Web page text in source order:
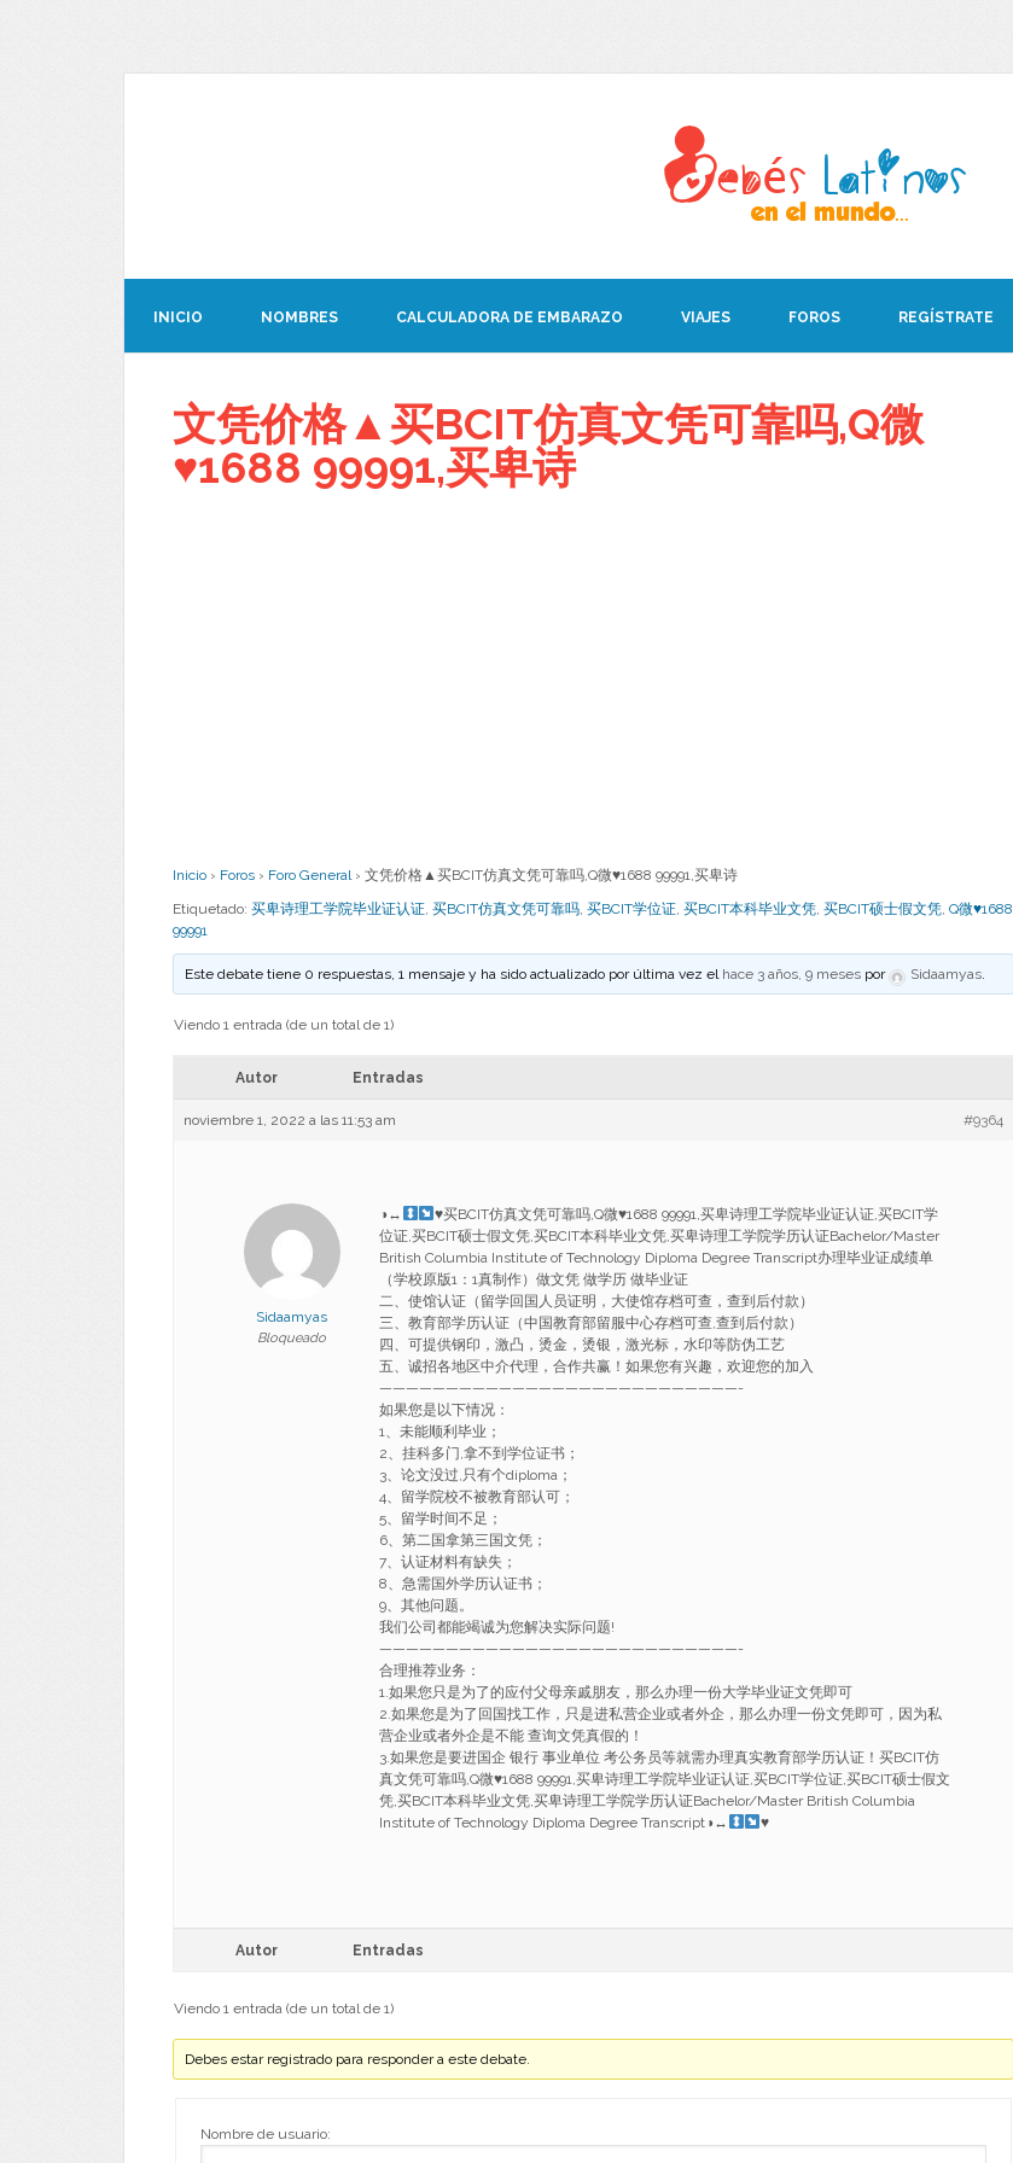
INICIO NOMBRES CALCULADORA DE EMBARAZO VIAJES FOROS REGÍSTRATE
文凭价格▲买BCIT仿真文凭可靠吗,Q微
♥1688 99991,买卑诗
Inicio › Foros › Foro General › 文凭价格▲买BCIT仿真文凭可靠吗,Q微♥1688 99991,买卑诗
Etiquetado: 买卑诗理工学院毕业证认证, 买BCIT仿真文凭可靠吗, 买BCIT学位证, 买BCIT本科毕业文凭, 买BCIT硕士假文凭, Q微♥1688
99991
Este debate tiene 0 respuestas, 1 mensaje y ha sido actualizado por última vez el hace 3 años, 9 meses por Sidaamyas.
Viendo 1 entrada (de un total de 1)
Autor Entradas
noviembre 1, 2022 a las 11:53 am #9364
Sidaamyas
Bloqueado
◑↔ ♥买BCIT仿真文凭可靠吗,Q微♥1688 99991,买卑诗理工学院毕业证认证,买BCIT学
位证,买BCIT硕士假文凭,买BCIT本科毕业文凭,买卑诗理工学院学历认证Bachelor/Master
British Columbia Institute of Technology Diploma Degree Transcript办理毕业证成绩单
（学校原版1：1真制作）做文凭 做学历 做毕业证
二、使馆认证（留学回国人员证明，大使馆存档可查，查到后付款）
三、教育部学历认证（中国教育部留服中心存档可查,查到后付款）
四、可提供钢印，激凸，烫金，烫银，激光标，水印等防伪工艺
五、诚招各地区中介代理，合作共赢！如果您有兴趣，欢迎您的加入
———————————————————————————-
如果您是以下情况：
1、未能顺利毕业；
2、挂科多门,拿不到学位证书；
3、论文没过,只有个diploma；
4、留学院校不被教育部认可；
5、留学时间不足；
6、第二国拿第三国文凭；
7、认证材料有缺失；
8、急需国外学历认证书；
9、其他问题。
我们公司都能竭诚为您解决实际问题!
———————————————————————————-
合理推荐业务：
1.如果您只是为了的应付父母亲戚朋友，那么办理一份大学毕业证文凭即可
2.如果您是为了回国找工作，只是进私营企业或者外企，那么办理一份文凭即可，因为私
营企业或者外企是不能 查询文凭真假的！
3.如果您是要进国企 银行 事业单位 考公务员等就需办理真实教育部学历认证！买BCIT仿
真文凭可靠吗,Q微♥1688 99991,买卑诗理工学院毕业证认证,买BCIT学位证,买BCIT硕士假文
凭,买BCIT本科毕业文凭,买卑诗理工学院学历认证Bachelor/Master British Columbia
Institute of Technology Diploma Degree Transcript◑↔ ♥
Autor Entradas
Viendo 1 entrada (de un total de 1)
Debes estar registrado para responder a este debate.
Nombre de usuario: